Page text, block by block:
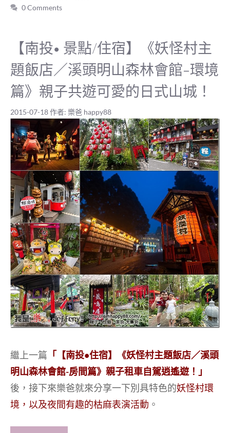
0 Comments
【南投• 景點/住宿】《妖怪村主
題飯店／溪頭明山森林會館-環境
篇》親子共遊可愛的日式山城！
2015-07-18作者: 樂爸 happy88
繼上一篇 「【南投•住宿】《妖怪村主題飯店／溪頭
明山森林會館-房間篇》親子租車自駕逍遙遊！」
後，接下來樂爸就來分享一下別具特色的妖怪村環
境，以及夜間有趣的枯麻表演活動 。